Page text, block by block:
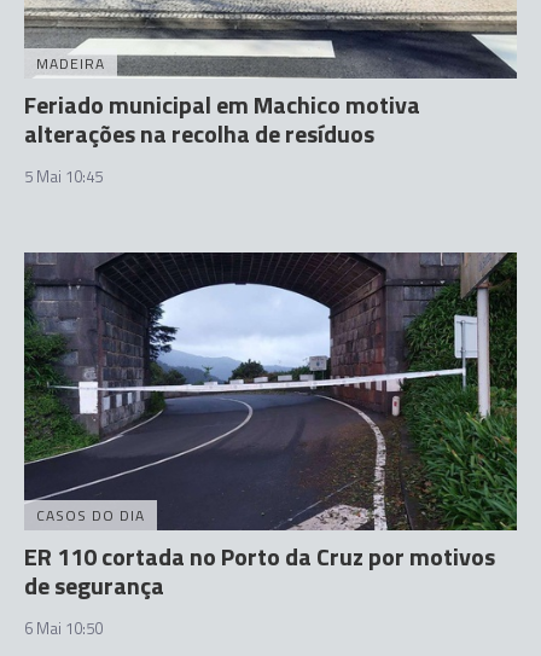
MADEIRA
Feriado municipal em Machico motiva
alterações na recolha de resíduos
5 Mai 10:45
CASOS DO DIA
ER 110 cortada no Porto da Cruz por motivos
de segurança
6 Mai 10:50